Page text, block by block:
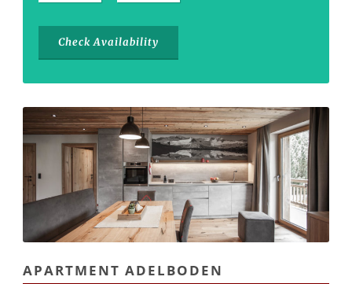
APARTMENT ADELBODEN